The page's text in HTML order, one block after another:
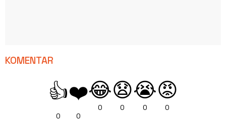
KOMENTAR
👍
0
❤️
0
😂
0
😧
0
😭
0
😡
0